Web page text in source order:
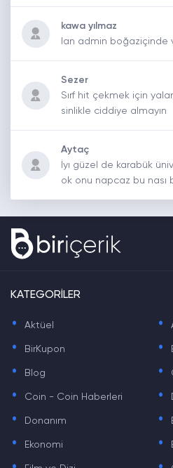
kawa yılmaz
lan admin boğaziçinde
Sezer
Sırf hit çekmek için
sinlikle ciddiye almayın
Aytaç
İyı güzel de karabük
ok onu napcaz bu nası
KATEGORİLER
. Aktüel .
. BirKupon .
. Blog .
. Coin - Coin Haberleri .
. Donanım .
. Ekonomi .
. .